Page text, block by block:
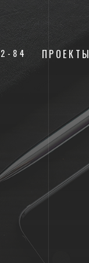
84 ПРОЕКТЫ